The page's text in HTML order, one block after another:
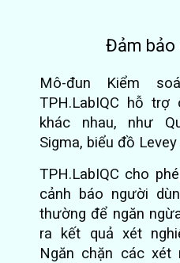
Đảm
Mô-đun Kiểm
TPH.LabIQC hỗ trợ
khác nhau, như
Sigma, biểu đồ
TPH.LabIQC cho
cảnh báo người
thường để ngăn
ra kết quả xét
Ngăn chặn các xét